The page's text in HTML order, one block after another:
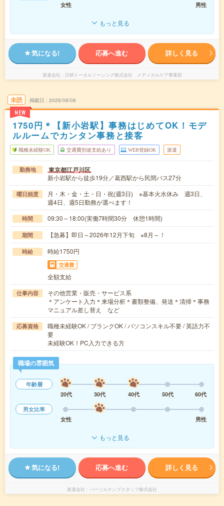
女性
男性
もっと見る
気になる! 応募へ進む 詳しく見る
派遣会社 日研トータルソーシング株式会社 メディカルケア事業部
未読
NEW
掲載日 2026/08/08
1750円＊【新小岩駅】事務はじめてOK！モデ
ルルームでカンタン事務と接客
職種未経験OK 交通費別途支給あり WEB登録OK 派遣
勤務地 東京都江戸川区
新小岩駅から徒歩19分／葛西駅から民間バス27分
曜日頻度
月・木・金・土・日・祝(週3日) ※基本火水休み 週3日、
週4日、週5日勤務が選べます！
時間 09:30～18:00(実働7時間30分 休憩1時間)
期間 【急募】即日～2026年12月下旬 ※8月～！
時給 時給1750円
交通費
全額支給
仕事内容
その他営業・販売・サービス系
＊アンケート入力＊来場分析＊書類整備、発送＊清掃＊事務
マニュアル差し替え など
応募資格
職種未経験OK / ブランクOK / パソコンスキル不要 / 英語力不
要
未経験OK！PC入力できる方
職場の雰囲気
年齢層
20代
30代 40代 50代
60代
男女比率
女性
男性
もっと見る
気になる! 応募へ進む 詳しく見る
派遣会社 パーソルテンプスタッフ株式会社